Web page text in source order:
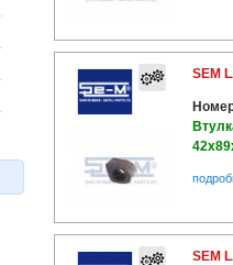
SEM
SEM